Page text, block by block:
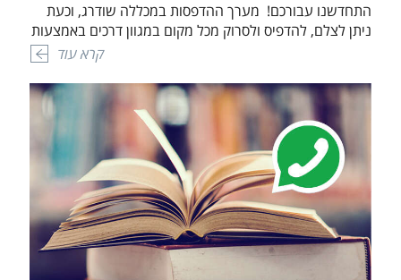
התחדשנו עבורכם! מערך ההדפסות במכללה שודרג, וכעת
ניתן לצלם, להדפיס ולסרוק מכל מקום במגוון דרכים באמצעות
מדפסות הענן הציבוריות של Cross Print. שימו לב! השירות
להירשם מבעוד מועד לשירות כדי להימנע מהמתנה
ממושכת. להרשמה ולפרטים נוספים לחץ כאן
קרא עוד